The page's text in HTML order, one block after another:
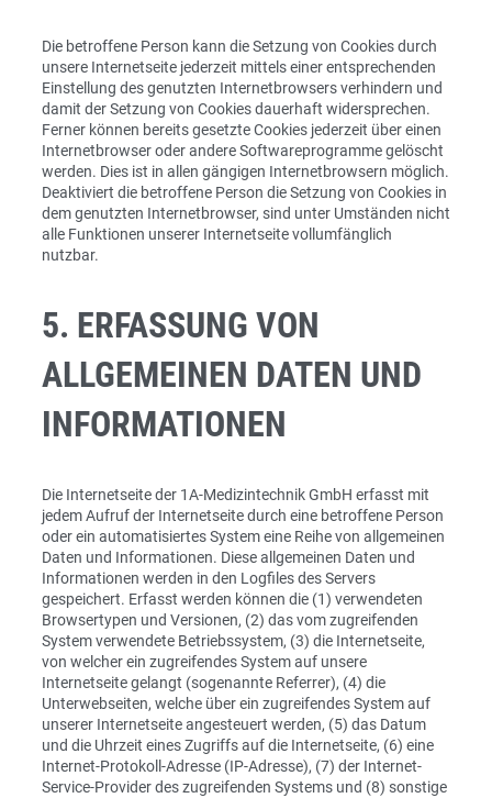
Die betroffene Person kann die Setzung von Cookies durch
unsere Internetseite jederzeit mittels einer entsprechenden
Einstellung des genutzten Internetbrowsers verhindern und
damit der Setzung von Cookies dauerhaft widersprechen.
Ferner können bereits gesetzte Cookies jederzeit über einen
Internetbrowser oder andere Softwareprogramme gelöscht
werden. Dies ist in allen gängigen Internetbrowsern möglich.
Deaktiviert die betroffene Person die Setzung von Cookies in
dem genutzten Internetbrowser, sind unter Umständen nicht
alle Funktionen unserer Internetseite vollumfänglich
nutzbar.
5. ERFASSUNG VON
ALLGEMEINEN DATEN UND
INFORMATIONEN
Die Internetseite der 1A-Medizintechnik GmbH erfasst mit
jedem Aufruf der Internetseite durch eine betroffene Person
oder ein automatisiertes System eine Reihe von allgemeinen
Daten und Informationen. Diese allgemeinen Daten und
Informationen werden in den Logfiles des Servers
gespeichert. Erfasst werden können die (1) verwendeten
Browsertypen und Versionen, (2) das vom zugreifenden
System verwendete Betriebssystem, (3) die Internetseite,
von welcher ein zugreifendes System auf unsere
Internetseite gelangt (sogenannte Referrer), (4) die
Unterwebseiten, welche über ein zugreifendes System auf
unserer Internetseite angesteuert werden, (5) das Datum
und die Uhrzeit eines Zugriffs auf die Internetseite, (6) eine
Internet-Protokoll-Adresse (IP-Adresse), (7) der Internet-
Service-Provider des zugreifenden Systems und (8) sonstige